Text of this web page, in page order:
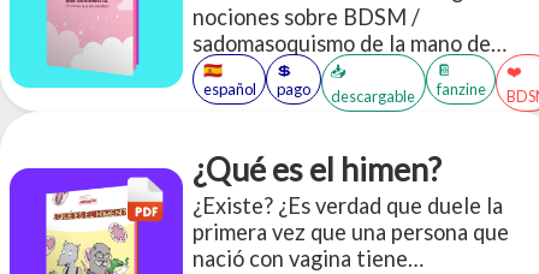
nociones sobre BDSM /
sadomasoquismo de la mano de
Mitsu Mark, una conocida
Dominatriz.
🇪🇸
español
💲
pago
📥
descargable
📔
fanzine
❤️
¿Qué es el himen?
¿Existe? ¿Es verdad que duele la
primera vez que una persona que
nació con vagina tiene